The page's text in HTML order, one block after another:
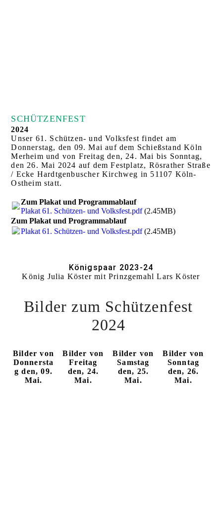
SCHÜTZENFEST
2024
Unser 61. Schützen- und Volksfest findet am
Donnerstag, den 09. Mai auf dem Schießstand Köln
Merheim und von Freitag den, 24. Mai bis Sonntag,
den 26. Mai 2024 auf dem Festplatz, Rösrather Straße
/ Ecke Hardtgenbuscher Kirchweg in 51107 Köln-
Ostheim statt.
Zum Plakat und Programmablauf
Plakat 61. Schützen- und Volksfest.pdf(2.45MB)
Zum Plakat und Programmablauf
Plakat 61. Schützen- und Volksfest.pdf(2.45MB)
Königspaar 2023-24
König Julia Köster mit Prinzgemahl Lars Köster
Bilder zum Schützenfest
2024
Bilder von
Donnersta
g den, 09.
Mai.
Bilder von
Freitag
den, 24.
Mai.
Bilder von
Samstag
den, 25.
Mai.
Bilder von
Sonntag
den, 26.
Mai.